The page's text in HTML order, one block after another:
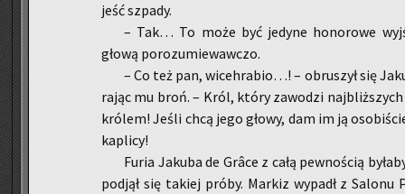
jeść szpa­dy.
– Tak… To może być je­dy­ne ho­no­ro­we
głową po­ro­zu­mie­waw­czo.
– Co też pan, wi­ceh­ra­bio…! – ob­ru­szył się
ra­jąc mu broń. – Król, który za­wo­dzi naj­bliż­szych
kró­lem! Jeśli chcą jego głowy, dam im ją
ka­pli­cy!
Furia Ja­ku­ba de Grâce z całą pew­no­ścią
pod­jął się ta­kiej próby. Mar­kiz wy­padł z Sa­lo­nu